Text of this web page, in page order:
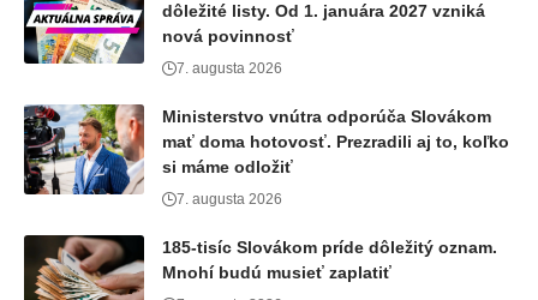
dôležité listy. Od 1. januára 2027 vzniká
nová povinnosť
7. augusta 2026
Ministerstvo vnútra odporúča Slovákom
mať doma hotovosť. Prezradili aj to, koľko
si máme odložiť
7. augusta 2026
185-tisíc Slovákom príde dôležitý oznam.
Mnohí budú musieť zaplatiť